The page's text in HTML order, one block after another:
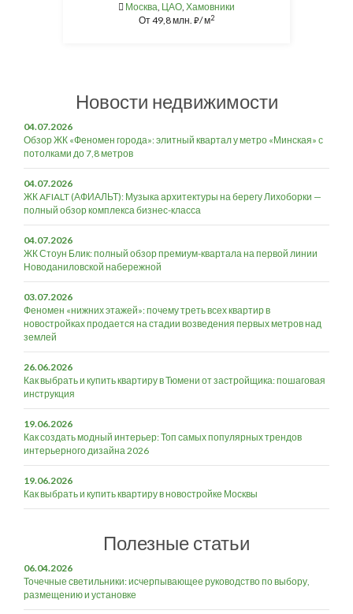
Москва, ЦАО, Хамовники
От49,8 млн. ⃏/ м2
Новости недвижимости
04.07.2026
Обзор ЖК «Феномен города»: элитный квартал у метро «Минская» с
потолками до 7,8 метров
04.07.2026
ЖК AFIALT (АФИАЛЬТ): Музыка архитектуры на берегу Лихоборки —
полный обзор комплекса бизнес-класса
04.07.2026
ЖК Стоун Блик: полный обзор премиум-квартала на первой линии
Новоданиловской набережной
03.07.2026
Феномен «нижних этажей»: почему треть всех квартир в
новостройках продается на стадии возведения первых метров над
землей
26.06.2026
Как выбрать и купить квартиру в Тюмени от застройщика: пошаговая
инструкция
19.06.2026
Как создать модный интерьер: Топ самых популярных трендов
интерьерного дизайна 2026
19.06.2026
Как выбрать и купить квартиру в новостройке Москвы
Полезные статьи
06.04.2026
Точечные светильники: исчерпывающее руководство по выбору,
размещению и установке